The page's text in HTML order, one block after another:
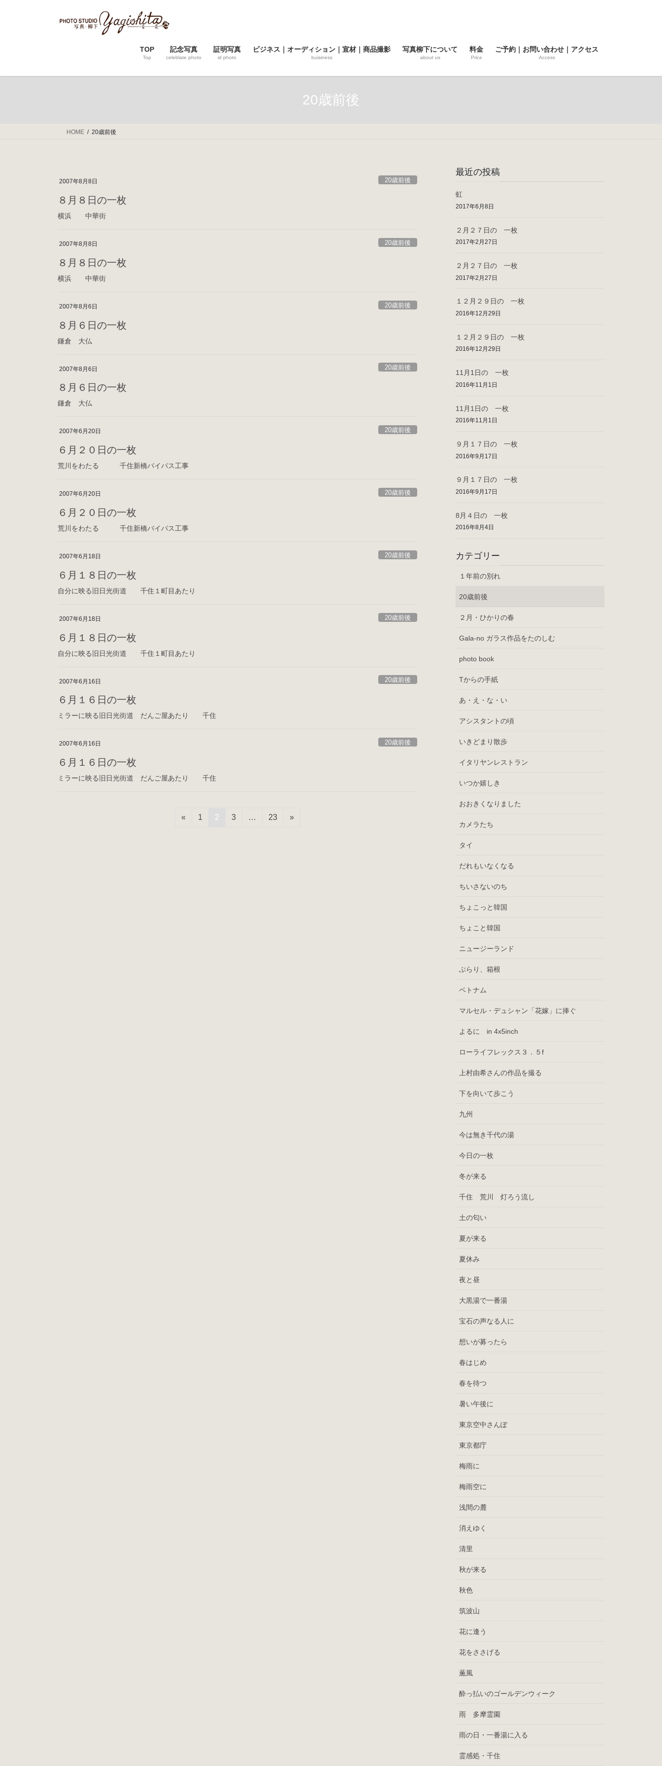
ス
ン
TOP
Top
記念写真
celeblate photo
証明写真
id photo
ビジネス｜オーディション｜宣材｜商品撮影
buisiness
写真柳下について
about us
料金
Price
ご予約｜お問い合わせ｜アクセス
Access
20歳前後
HOME 20歳前後
2007年8月8日 20歳前後
８月８日の一枚
横浜 中華街
2007年8月8日 20歳前後
８月８日の一枚
横浜 中華街
2007年8月6日 20歳前後
８月６日の一枚
鎌倉 大仏
2007年8月6日 20歳前後
８月６日の一枚
鎌倉 大仏
2007年6月20日 20歳前後
６月２０日の一枚
荒川をわたる 千住新橋バイパス工事
2007年6月20日 20歳前後
６月２０日の一枚
荒川をわたる 千住新橋バイパス工事
2007年6月18日 20歳前後
６月１８日の一枚
自分に映る旧日光街道 千住１町目あたり
2007年6月18日 20歳前後
６月１８日の一枚
自分に映る旧日光街道 千住１町目あたり
2007年6月16日 20歳前後
６月１６日の一枚
ミラーに映る旧日光街道 だんご屋あたり 千住
2007年6月16日 20歳前後
６月１６日の一枚
ミラーに映る旧日光街道 だんご屋あたり 千住
«
固
1
固
2
固
3 …
固
23 »
最近の投稿
虹
2017年6月8日
２月２７日の 一枚
2017年2月27日
２月２７日の 一枚
2017年2月27日
１２月２９日の 一枚
2016年12月29日
１２月２９日の 一枚
2016年12月29日
11月1日の 一枚
2016年11月1日
11月1日の 一枚
2016年11月1日
９月１７日の 一枚
2016年9月17日
９月１７日の 一枚
2016年9月17日
8月４日の 一枚
2016年8月4日
カテゴリー
１年前の別れ
20歳前後
２月・ひかりの春
Gala-no ガラス作品をたのしむ
photo book
Tからの手紙
あ・え・な・い
アシスタントの頃
いきどまり散歩
イタリヤンレストラン
いつか嬉しき
おおきくなりました
カメラたち
タイ
だれもいなくなる
ちいさないのち
ちょこっと韓国
ちょこと韓国
ニュージーランド
ぶらり、箱根
ベトナム
マルセル・デュシャン「花嫁」に捧ぐ
よるに in 4x5inch
ローライフレックス３．５f
上村由希さんの作品を撮る
下を向いて歩こう
九州
今は無き千代の湯
今日の一枚
冬が来る
千住 荒川 灯ろう流し
土の匂い
夏が来る
夏休み
夜と昼
大黒湯で一番湯
宝石の声なる人に
想いが募ったら
春はじめ
春を待つ
暑い午後に
東京空中さんぽ
東京都庁
梅雨に
梅雨空に
浅間の麓
消えゆく
清里
秋が来る
秋色
筑波山
花に逢う
花をささげる
薫風
酔っ払いのゴールデンウィーク
雨 多摩霊園
雨の日・一番湯に入る
霊感処・千住